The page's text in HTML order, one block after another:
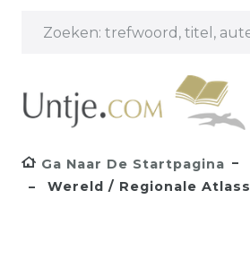
Ga Naar De Startpagina
Wereld / Regionale